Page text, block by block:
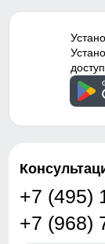
48
Тип
Рисунок
Коллекция
+7 (495)
+7 (968)